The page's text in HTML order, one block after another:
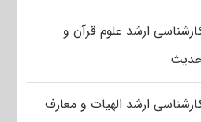
ارشد علوم قرآن و
ارشد الهیات و معارف